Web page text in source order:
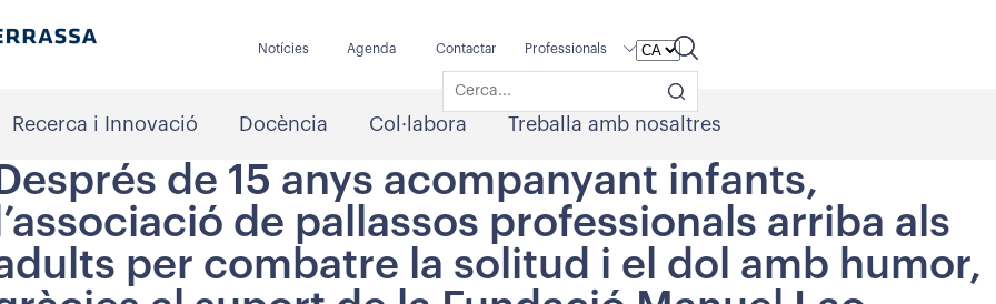
Notícies Agenda Contactar Professionals
Recerca i Innovació Docència Col·labora Treballa amb nosaltres
de 15 anys acompanyant infants,
de pallassos professionals arriba als
per combatre la solitud i el dol amb humor,